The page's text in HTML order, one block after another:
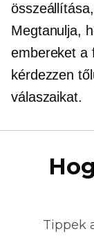
Megtanulja,
embereket a
kérdezzen
válaszaikat.
Tippek